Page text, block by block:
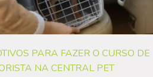
PARA FAZER O CURSO DE
NA CENTRAL PET